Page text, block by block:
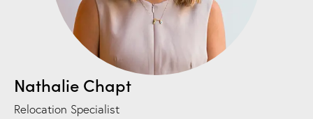
Nathalie Chapt
Relocation Specialist